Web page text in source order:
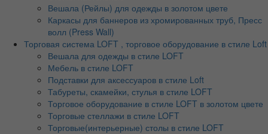
Вешала (Рейлы) для одежды в золотом цвете
Каркасы для баннеров из хромированных труб, Пресс
волл (Press Wall)
Торговая система LOFT , торговое оборудование в стиле Loft
Вешала для одежды в стиле LOFT
Мебель в стиле LOFT
Подставки для аксессуаров в стиле Loft
Табуреты, скамейки, стулья в стиле LOFT
Торговое оборудование в стиле LOFT в золотом цвете
Торговые стеллажи в стиле LOFT
Торговые(интерьерные) столы в стиле LOFT